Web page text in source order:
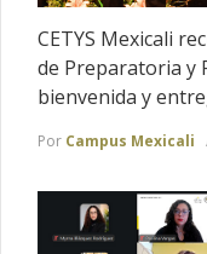
CETYS Mexicali
de Preparatoria y
bienvenida y
Por Campus Mexicali